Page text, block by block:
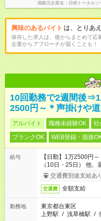
掲載元企業名 日研トータル
興味のあるバイト は、とりあ
保存した求人は、後からまとめて応
企業からアプローチが届くことも！
10回勤務で2週間後
2500円～＊声掛けや
アルバイト 職種未経験OK 社
ブランクOK
WEB登録・面接
給与
【日勤】1万2500円
（10日・25日） 他
＃日収1万円以上
交通費別途支給あ
交通費 全額支給
勤務地
東京都台東区
上野駅 / 浅草橋駅 /